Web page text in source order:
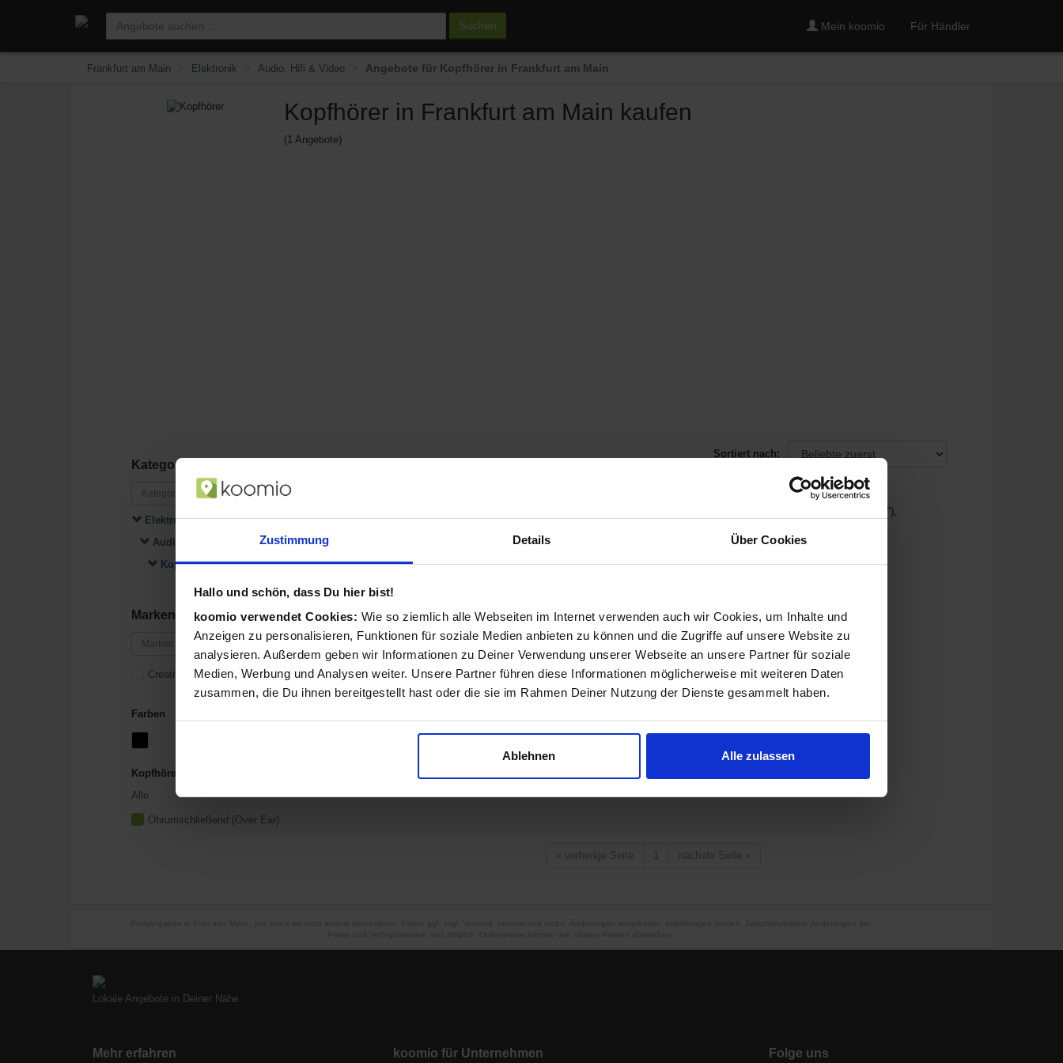
Zustimmung Details Über Cookies
Hallo und schön, dass Du hier bist!
koomio verwendet Cookies: Wie so ziemlich alle Webseiten im Internet verwenden auch wir Cookies, um Inhalte und
Anzeigen zu personalisieren, Funktionen für soziale Medien anbieten zu können und die Zugriffe auf unsere Website zu
analysieren. Außerdem geben wir Informationen zu Deiner Verwendung unserer Webseite an unsere Partner für soziale
Medien, Werbung und Analysen weiter. Unsere Partner führen diese Informationen möglicherweise mit weiteren Daten
zusammen, die Du ihnen bereitgestellt hast oder die sie im Rahmen Deiner Nutzung der Dienste gesammelt haben.
Ablehnen Alle zulassen
Suchen Mein koomio Für Händler
Frankfurt am Main Elektronik Audio, Hifi & Video Angebote für Kopfhörer in Frankfurt am Main
Kopfhörer in Frankfurt am Main kaufen
(1 Angebote)
Kategorien
Elektronik
Audio, Hifi & Video
Kopfhörer
Marken
Creative Labs
Farben
Kopfhörertyp
Alle
Ohrumschließend (Over Ear)
Sortiert nach:
Creative Labs CREATIVE SB BLAZE (Schwarz)
Creative Labs CREATIVE SB BLAZE, ohrumschließend, Kopfband, 3,5 mm (1/8"),
vorherige Seite 1 nächste Seite
Lokale Angebote in Deiner Nähe
Mehr erfahren koomio für Unternehmen Folge uns